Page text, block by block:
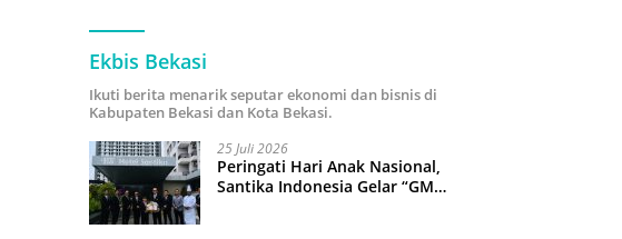
Ekbis Bekasi
Ikuti berita menarik seputar ekonomi dan bisnis di
Kabupaten Bekasi dan Kota Bekasi.
25 Juli 2026
Peringati Hari Anak Nasional,
Santika Indonesia Gelar “GM